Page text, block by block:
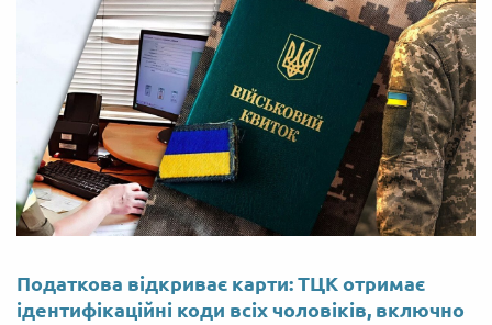
Податкова відкриває карти: ТЦК отримає
ідентифікаційні коди всіх чоловіків, включно